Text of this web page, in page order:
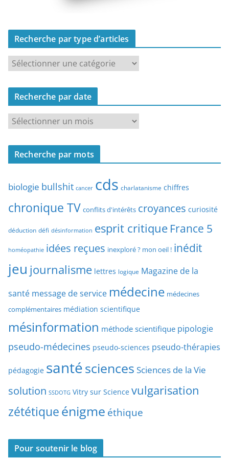
Recherche par type d’articles
c
e
e
a
y
e
d
’
a
i
c
e
Recherche par date
c
r
h
p
a
t
e
Recherche par mots
biologie bullshit cancer cds charlatanisme chiffres
chronique TV conflits d'intérêts croyances curiosité
déduction défi désinformation esprit critique France 5
homéopathie idées reçues inexploré ? mon oeil ! inédit
jeu journalisme lettres logique Magazine de la
santé message de service médecine médecines
complémentaires médiation scientifique
mésinformation méthode scientifique pipologie
pseudo-médecines pseudo-sciences pseudo-thérapies
pédagogie santésciences Sciences de la Vie
solution SSDOTG Vitry sur Science vulgarisation
zététiqueénigme éthique
Pour soutenir le blog